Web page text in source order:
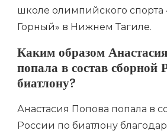
школе олимпийского спорта
Горный» в Нижнем Тагиле.
Каким образом
попала в состав сборной
биатлону?
Анастасия Попова попала в
России по биатлону